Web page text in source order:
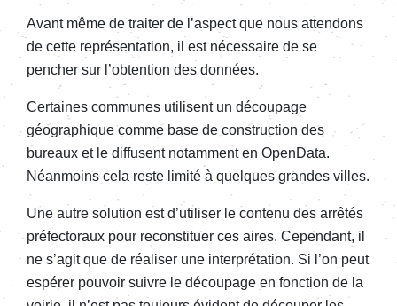
Avant même de traiter de l’aspect que nous attendons
de cette représentation, il est nécessaire de se
pencher sur l’obtention des données.
Certaines communes utilisent un découpage
géographique comme base de construction des
bureaux et le diffusent notamment en OpenData.
Néanmoins cela reste limité à quelques grandes villes.
Une autre solution est d’utiliser le contenu des arrêtés
préfectoraux pour reconstituer ces aires. Cependant, il
ne s’agit que de réaliser une interprétation. Si l’on peut
espérer pouvoir suivre le découpage en fonction de la